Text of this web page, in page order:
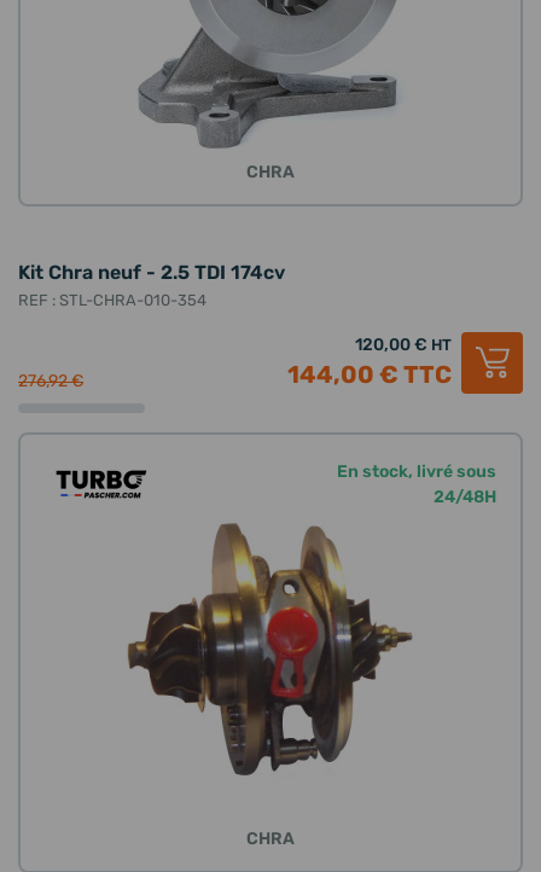
CHRA
Kit Chra neuf - 2.5 TDI 174cv
REF : STL-CHRA-010-354
276,92 €
120,00 € HT
144,00 € TTC
En stock, livré sous
24/48H
CHRA